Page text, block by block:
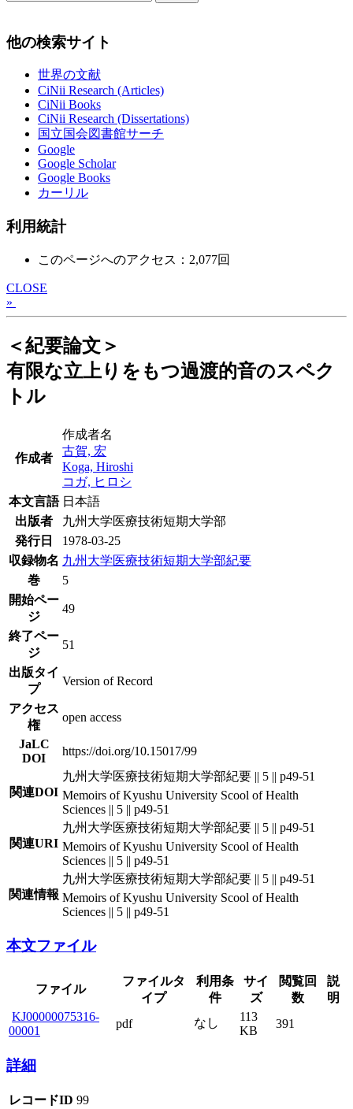
他の検索サイト
世界の文献
CiNii Research (Articles)
CiNii Books
CiNii Research (Dissertations)
国立国会図書館サーチ
Google
Google Scholar
Google Books
カーリル
利用統計
このページへのアクセス：2,077回
CLOSE
»
＜紀要論文＞
有限な立上りをもつ過渡的音のスペク
トル
作成者
作成者名
古賀, 宏
Koga, Hiroshi
コガ, ヒロシ
本文言語 日本語
出版者
九州大学医療技術短期大学部
発行日
1978-03-25
収録物名 九州大学医療技術短期大学部紀要
巻
5
開始ペー
ジ
49
終了ペー
ジ
51
出版タイ
プ
Version of Record
アクセス
権
open access
JaLC
DOI
https://doi.org/10.15017/99
関連DOI
九州大学医療技術短期大学部紀要 || 5 || p49-51
Memoirs of Kyushu University Scool of Health
Sciences || 5 || p49-51
関連URI
九州大学医療技術短期大学部紀要 || 5 || p49-51
Memoirs of Kyushu University Scool of Health
Sciences || 5 || p49-51
関連情報
九州大学医療技術短期大学部紀要 || 5 || p49-51
Memoirs of Kyushu University Scool of Health
Sciences || 5 || p49-51
本文ファイル
ファイル
ファイルタ
イプ
利用条
件
サイ
ズ
閲覧回
数
説
明
KJ00000075316-
00001
pdf なし
113
KB
391
詳細
レコードID 99